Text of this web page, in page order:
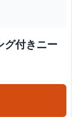
付きニー